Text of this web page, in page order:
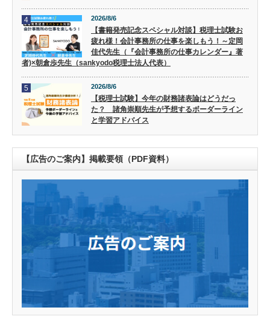
4 2026/8/6
【書籍発売記念スペシャル対談】税理士試験お
疲れ様！会計事務所の仕事を楽しもう！～定岡
佳代先生（『会計事務所の仕事カレンダー』著
者)×朝倉歩先生（sankyodo税理士法人代表）
5 2026/8/6
【税理士試験】今年の財務諸表論はどうだっ
た？ 諸角崇順先生が予想するボーダーライン
と学習アドバイス
【広告のご案内】掲載要領（PDF資料）